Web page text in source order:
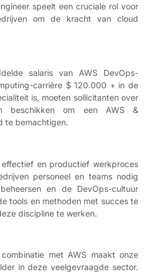
speelt een cruciale rol voor
om de kracht van cloud
salaris van AWS DevOps-
carrière $ 120.000 + in de
is, moeten sollicitanten over
beschikken om een AWS &
te bemachtigen.
en productief werkproces
personeel en teams nodig
en de DevOps-cultuur
tools en methoden met succes te
discipline te werken.
met AWS maakt onze
in deze veelgevraagde sector.